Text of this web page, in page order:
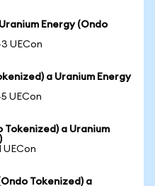
Energy (Ondo
UECon
a Uranium Energy
UECon
Tokenized) a Uranium
UECon
Tokenized) a